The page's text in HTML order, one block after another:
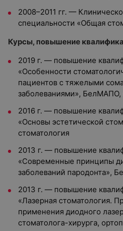
2008–2011 гг. —
специальности «Общая
Курсы, повышение
2019 г. — повышение
«Особенности
пациентов с тяжелыми
заболеваниями», БелМАПО,
2016 г. — повышение
«Основы эстетической
стоматология
2013 г. — повышение
«Современные принципы
заболеваний пародонта»,
2013 г. — повышение
«Лазерная стоматология.
применения диодного
стоматолога-хирурга,